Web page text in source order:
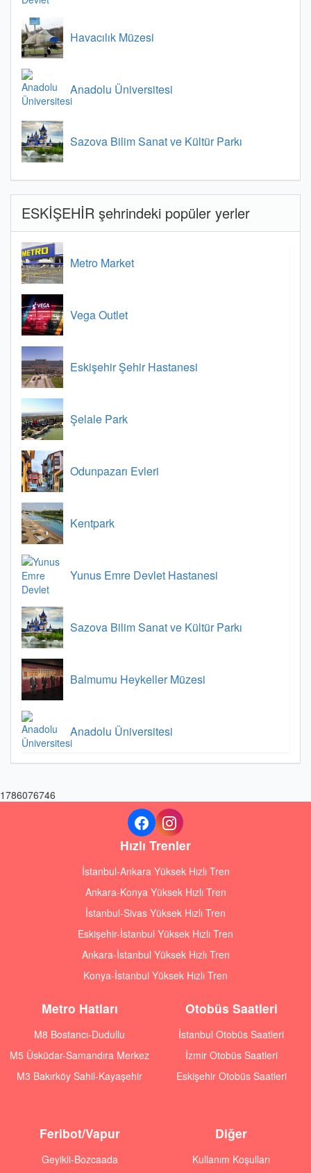
Havacılık Müzesi
Anadolu Üniversitesi
Sazova Bilim Sanat ve Kültür Parkı
ESKİŞEHİR şehrindeki popüler yerler
Metro Market
Vega Outlet
Eskişehir Şehir Hastanesi
Şelale Park
Odunpazarı Evleri
Kentpark
Yunus Emre Devlet Hastanesi
Sazova Bilim Sanat ve Kültür Parkı
Balmumu Heykeller Müzesi
Anadolu Üniversitesi
1786076746
Hızlı Trenler
İstanbul-Ankara Yüksek Hızlı Tren
Ankara-Konya Yüksek Hızlı Tren
İstanbul-Sivas Yüksek Hızlı Tren
Eskişehir-İstanbul Yüksek Hızlı Tren
Ankara-İstanbul Yüksek Hızlı Tren
Konya-İstanbul Yüksek Hızlı Tren
Metro Hatları
M8 Bostancı-Dudullu
M5 Üsküdar-Samandıra Merkez
M3 Bakırköy Sahil-Kayaşehir
Otobüs Saatleri
İstanbul Otobüs Saatleri
İzmir Otobüs Saatleri
Eskişehir Otobüs Saatleri
Feribot/Vapur
Geyikli-Bozcaada
Diğer
Kullanım Koşulları